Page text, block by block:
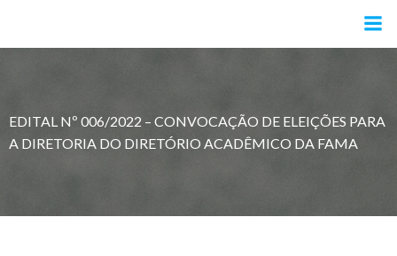
o
EDITAL Nº 006/2022 – CONVOCAÇÃO DE ELEIÇÕES PARA
A DIRETORIA DO DIRETÓRIO ACADÊMICO DA FAMA